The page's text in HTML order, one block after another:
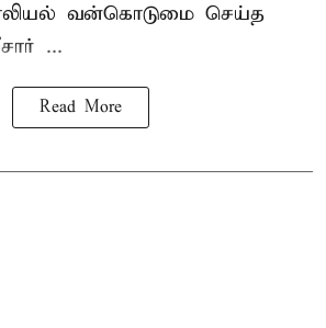
வன்கொடுமை செய்த
...
Read More